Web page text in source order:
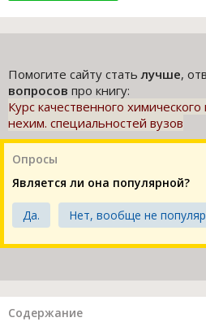
Помогите сайту статьлучше,
вопросов про книгу:
Курс качественного
нехим. специальностей вузов
Опросы
Является ли она популярной?
Да. Нет, вообще не
Содержание